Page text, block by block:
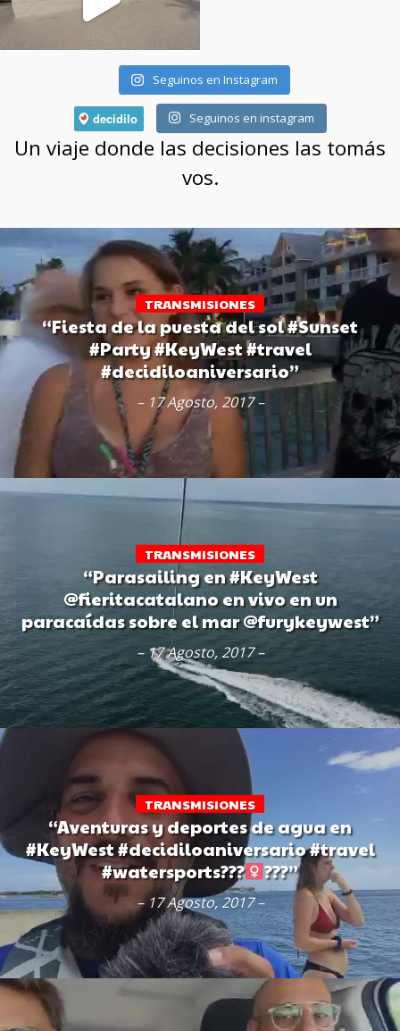
Seguinos en Instagram
Seguinos en instagram
Un viaje donde las decisiones las tomás
vos.
TRANSMISIONES
“Fiesta de la puesta del sol #Sunset
#Party #KeyWest #travel
#decidiloaniversario”
– 17 Agosto, 2017 –
TRANSMISIONES
“Parasailing en #KeyWest
@fieritacatalano en vivo en un
paracaídas sobre el mar @furykeywest”
– 17 Agosto, 2017 –
TRANSMISIONES
“Aventuras y deportes de agua en
#KeyWest #decidiloaniversario #travel
#watersports???‍
???”
– 17 Agosto, 2017 –